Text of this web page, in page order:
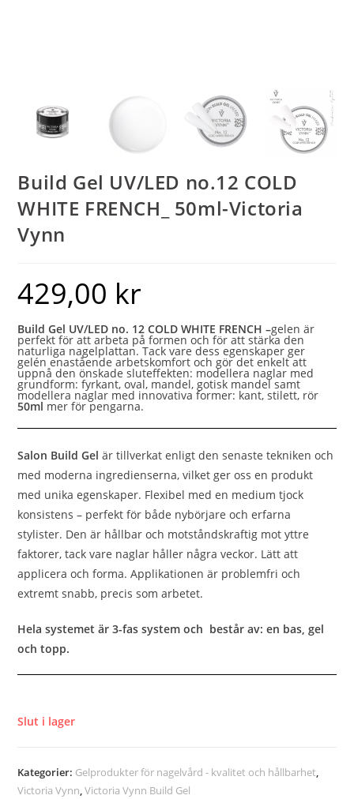
Build Gel UV/LED no.12 COLD
WHITE FRENCH_ 50ml-Victoria
Vynn
429,00 kr
Build Gel UV/LED no. 12 COLD WHITE FRENCH –gelen är
perfekt för att arbeta på formen och för att stärka den
naturliga nagelplattan. Tack vare dess egenskaper ger
gelén enastående arbetskomfort och gör det enkelt att
uppnå den önskade sluteffekten: modellera naglar med
grundform: fyrkant, oval, mandel, gotisk mandel samt
modellera naglar med innovativa former: kant, stilett, rör
50ml mer för pengarna.
Salon Build Gel är tillverkat enligt den senaste tekniken och
med moderna ingredienserna, vilket ger oss en produkt
med unika egenskaper. Flexibel med en medium tjock
konsistens – perfekt för både nybörjare och erfarna
stylister. Den är hållbar och motståndskraftig mot yttre
faktorer, tack vare naglar håller några veckor. Lätt att
applicera och forma. Applikationen är problemfri och
extremt snabb, precis som arbetet.
Hela systemet är 3-fas system och består av: en bas, gel
och topp.
Slut i lager
Kategorier: Gelprodukter för nagelvård - kvalitet och hållbarhet,
Victoria Vynn,Victoria Vynn Build Gel